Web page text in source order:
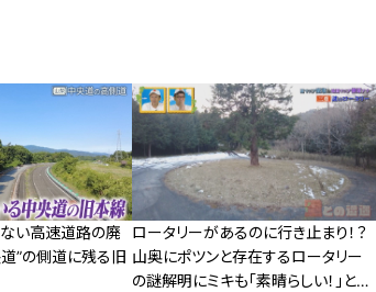
い高速道路の廃
”の側道に残る旧
ロータリーがあるのに行き止まり！？
山奥にポツンと存在するロータリー
の謎解明にミキも「素晴らしい！」と大